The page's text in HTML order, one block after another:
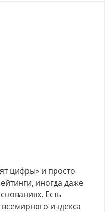
цифры» и просто
иногда даже
Есть
индекса